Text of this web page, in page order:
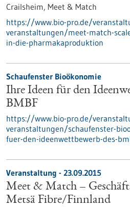
Crailsheim, Meet & Match
https://www.bio-pro.de/
veranstaltungen/meet-match-
in-die-pharmakaproduktion
Schaufenster Bioökonomie
Ihre Ideen für den
BMBF
https://www.bio-pro.de/
veranstaltungen/schaufenster-
fuer-den-ideenwettbewerb-des-
Veranstaltung - 23.09.2015
Meet & Match –
Metsä Fibre/Finnland